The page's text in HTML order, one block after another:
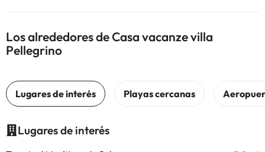
Los alrededores de Casa vacanze villa
Pellegrino
Lugares de interés